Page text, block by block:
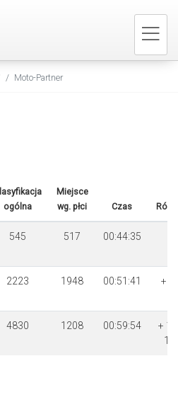
Moto-Partner
ogólna
Miejsce
wg. płci
Czas
545 517 00:44:35
2223 1948 00:51:41
+
4830 1208 00:59:54
+